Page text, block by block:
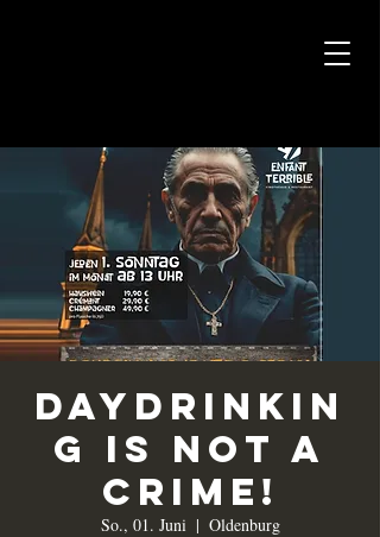
Daydrinkin
g is not a
crime!
So., 01. Juni
  |
Oldenburg